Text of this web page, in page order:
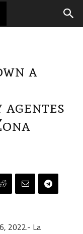
a
2022.- La